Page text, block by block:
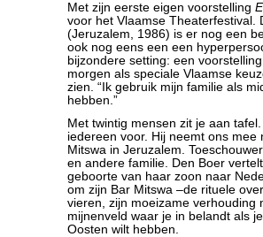
Met zijn eerste eigen voorstelling
voor het Vlaamse Theaterfestival.
(Jeruzalem, 1986) is er nog een
ook nog eens een een
bijzondere setting: een
morgen als speciale Vlaamse
zien. “Ik gebruik mijn familie als
hebben.”
Met twintig mensen zit je aan
iedereen voor. Hij neemt ons
Mitswa in Jeruzalem.
en andere familie. Den Boer
geboorte van haar zoon naar
om zijn Bar Mitswa –de rituele
vieren, zijn moeizame verhouding
mijnenveld waar je in belandt als
Oosten wilt hebben.